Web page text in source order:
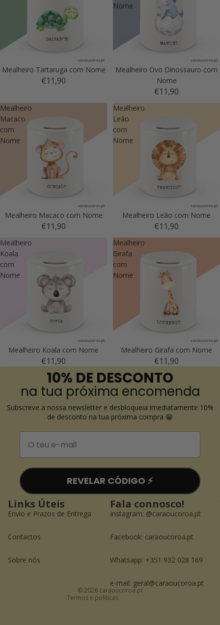
Mealheiro Tartaruga com Nome
€11,90
Nome
Mealheiro Ovo Dinossauro com
Nome
€11,90
Mealheiro
Macaco
com
Nome
Mealheiro Macaco com Nome
€11,90
Mealheiro
Leão
com
Nome
Mealheiro Leão com Nome
€11,90
Mealheiro
Koala
com
Nome
Mealheiro Koala com Nome
€11,90
Mealheiro
Girafa
com
Nome
Mealheiro Girafa com Nome
€11,90
10% DE DESCONTO
na tua próxima encomenda
Subscreve a nossa newsletter e desbloqueia imediatamente 10%
de desconto na tua próxima compra 😁
REVELAR CÓDIGO ⚡️
Links Úteis
Envio e Prazos de Entrega
Contactos
Sobre nós
Fala connosco!
Instagram: @caraoucoroa.pt
Facebook: caraoucoroa.pt
Whatsapp: +351 932 028 169
e-mail: geral@caraoucoroa.pt
© 2026 caraoucoroa.pt
Termos e políticas
Política de reembolso